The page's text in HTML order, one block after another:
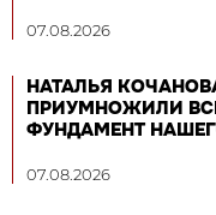
07.08.2026
НАТАЛЬЯ
ПРИУМНОЖИЛИ
ФУНДАМЕНТ
07.08.2026